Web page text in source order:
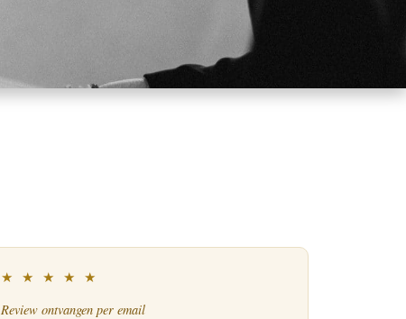
★ ★ ★ ★ ★
Review ontvangen per email